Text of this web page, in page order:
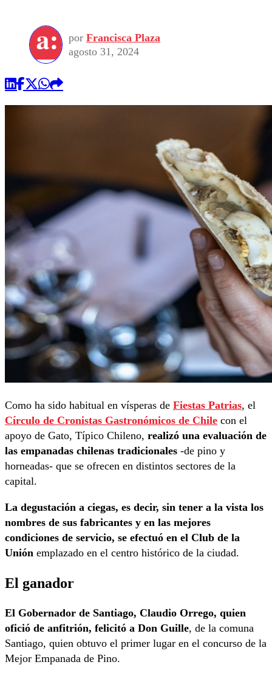
por Francisca Plaza
agosto 31, 2024
Como ha sido habitual en vísperas de Fiestas Patrias, el
Círculo de Cronistas Gastronómicos de Chile con el
apoyo de Gato, Típico Chileno, realizó una evaluación de
las empanadas chilenas tradicionales -de pino y
horneadas- que se ofrecen en distintos sectores de la
capital.
La degustación a ciegas, es decir, sin tener a la vista los
nombres de sus fabricantes y en las mejores
condiciones de servicio, se efectuó en el Club de la
Unión emplazado en el centro histórico de la ciudad.
El ganador
El Gobernador de Santiago, Claudio Orrego, quien
ofició de anfitrión, felicitó a Don Guille, de la comuna
Santiago, quien obtuvo el primer lugar en el concurso de la
Mejor Empanada de Pino.